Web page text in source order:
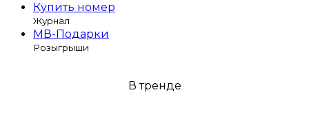
Купить номер
Журнал
МВ-Подарки
Розыгрыши
В тренде